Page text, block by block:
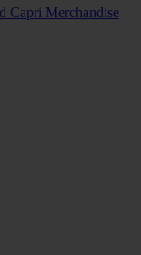
Capri Merchandise